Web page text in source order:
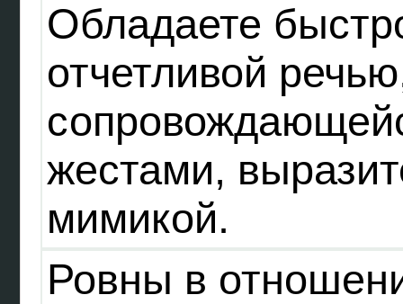
Обладаете
отчетливой
жестами,
мимикой.
Ровны в